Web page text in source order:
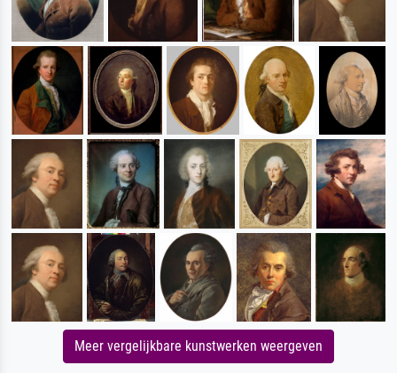
Meer vergelijkbare kunstwerken weergeven